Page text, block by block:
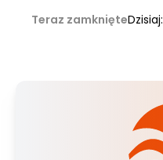
Teraz zamknięteDzisiaj: